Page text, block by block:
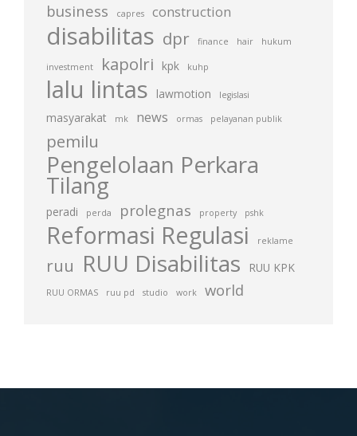
business capres construction
disabilitas dpr finance hair hukum
investment kapolri kpk kuhp
lalu lintas lawmotion legislasi
masyarakat mk news ormas pelayanan publik
pemilu
Pengelolaan Perkara
Tilang
peradi perda prolegnas property pshk
Reformasi Regulasi reklame
ruu RUU Disabilitas RUU KPK
RUU ORMAS ruu pd studio work world